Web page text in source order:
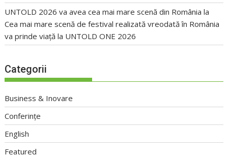
UNTOLD 2026 va avea cea mai mare scenă din România la
Cea mai mare scenă de festival realizată vreodată în România
va prinde viață la UNTOLD ONE 2026
Categorii
Business & Inovare
Conferințe
English
Featured